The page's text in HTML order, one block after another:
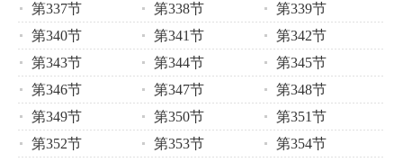
第337节
第338节
第339节
第340节
第341节
第342节
第343节
第344节
第345节
第346节
第347节
第348节
第349节
第350节
第351节
第352节
第353节
第354节